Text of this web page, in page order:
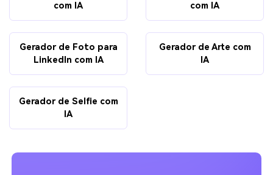
com IA
com IA
Gerador de Foto para
LinkedIn com IA
Gerador de Arte com
IA
Gerador de Selfie com
IA